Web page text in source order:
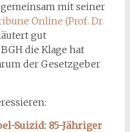
mit seiner
Online (Prof. Dr.
gut
die Klage hat
der Gesetzgeber
Suizid: 85-Jähriger